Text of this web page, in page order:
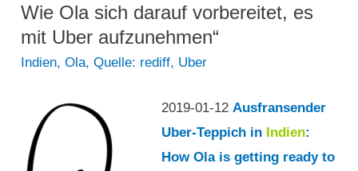
Wie Ola sich darauf vorbereitet, es
mit Uber aufzunehmen“
Indien,Ola,Quelle: rediff, Uber
2019-01-12 Ausfransender
Uber-Teppich in Indien:
How Ola is getting ready to